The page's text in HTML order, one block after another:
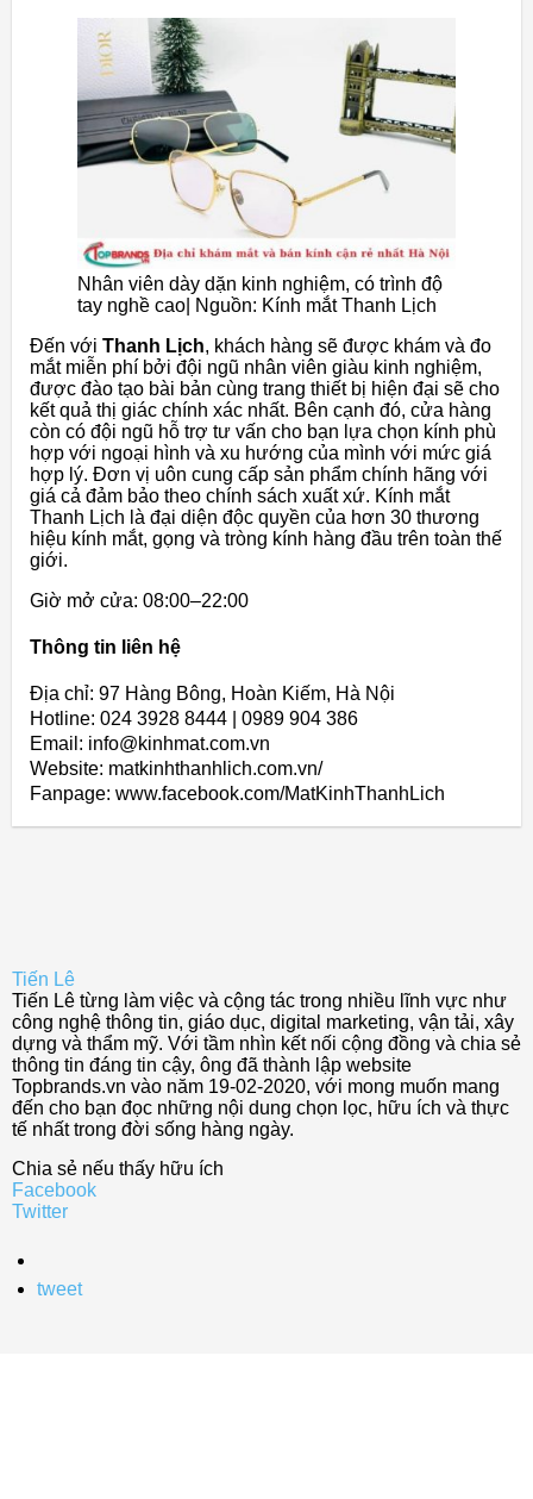
Nhân viên dày dặn kinh nghiệm, có trình độ
tay nghề cao| Nguồn: Kính mắt Thanh Lịch
Đến với Thanh Lịch, khách hàng sẽ được khám và đo
mắt miễn phí bởi đội ngũ nhân viên giàu kinh nghiệm,
được đào tạo bài bản cùng trang thiết bị hiện đại sẽ cho
kết quả thị giác chính xác nhất. Bên cạnh đó, cửa hàng
còn có đội ngũ hỗ trợ tư vấn cho bạn lựa chọn kính phù
hợp với ngoại hình và xu hướng của mình với mức giá
hợp lý. Đơn vị uôn cung cấp sản phẩm chính hãng với
giá cả đảm bảo theo chính sách xuất xứ. Kính mắt
Thanh Lịch là đại diện độc quyền của hơn 30 thương
hiệu kính mắt, gọng và tròng kính hàng đầu trên toàn thế
giới.
Giờ mở cửa: 08:00–22:00
Thông tin liên hệ
Địa chỉ: 97 Hàng Bông, Hoàn Kiếm, Hà Nội
Hotline: 024 3928 8444 | 0989 904 386
Email: info@kinhmat.com.vn
Website: matkinhthanhlich.com.vn/
Fanpage: www.facebook.com/MatKinhThanhLich
Tiến Lê
Tiến Lê từng làm việc và cộng tác trong nhiều lĩnh vực như
công nghệ thông tin, giáo dục, digital marketing, vận tải, xây
dựng và thẩm mỹ. Với tầm nhìn kết nối cộng đồng và chia sẻ
thông tin đáng tin cậy, ông đã thành lập website
Topbrands.vn vào năm 19-02-2020, với mong muốn mang
đến cho bạn đọc những nội dung chọn lọc, hữu ích và thực
tế nhất trong đời sống hàng ngày.
Chia sẻ nếu thấy hữu ích
Facebook
Twitter
tweet